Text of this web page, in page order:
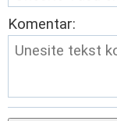
Komentar: